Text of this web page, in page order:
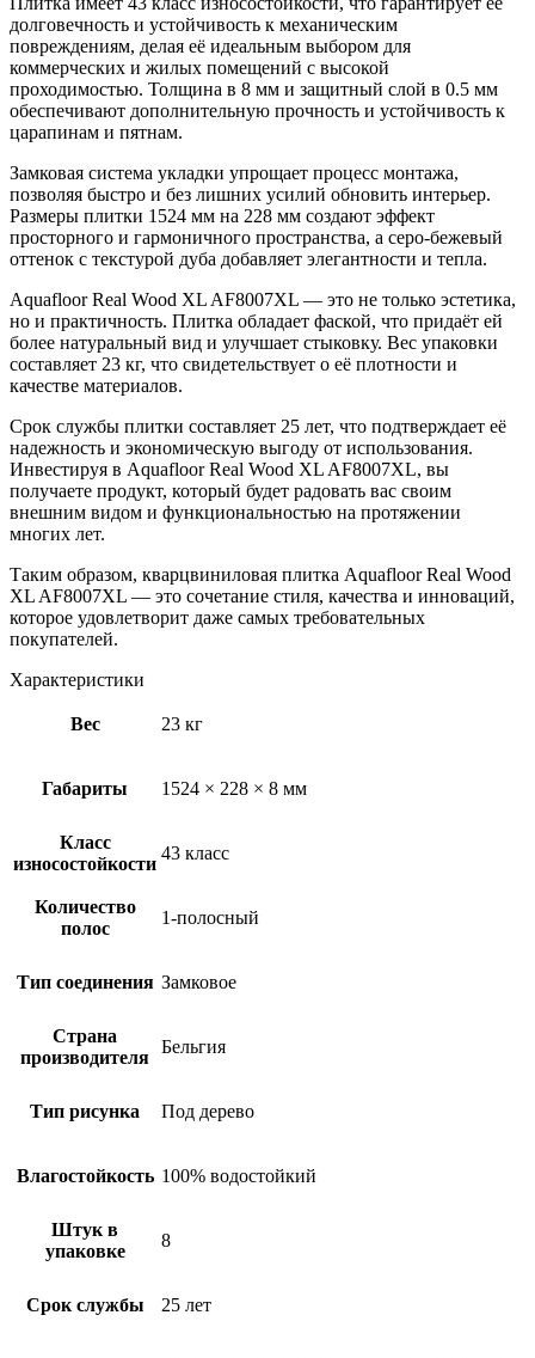
долговечность и устойчивость к механическим
повреждениям, делая её идеальным выбором для
коммерческих и жилых помещений с высокой
проходимостью. Толщина в 8 мм и защитный слой в 0.5 мм
обеспечивают дополнительную прочность и устойчивость к
царапинам и пятнам.
Замковая система укладки упрощает процесс монтажа,
позволяя быстро и без лишних усилий обновить интерьер.
Размеры плитки 1524 мм на 228 мм создают эффект
просторного и гармоничного пространства, а серо-бежевый
оттенок с текстурой дуба добавляет элегантности и тепла.
Aquafloor Real Wood XL AF8007XL — это не только эстетика,
но и практичность. Плитка обладает фаской, что придаёт ей
более натуральный вид и улучшает стыковку. Вес упаковки
составляет 23 кг, что свидетельствует о её плотности и
качестве материалов.
Срок службы плитки составляет 25 лет, что подтверждает её
надежность и экономическую выгоду от использования.
Инвестируя в Aquafloor Real Wood XL AF8007XL, вы
получаете продукт, который будет радовать вас своим
внешним видом и функциональностью на протяжении
многих лет.
Таким образом, кварцвиниловая плитка Aquafloor Real Wood
XL AF8007XL — это сочетание стиля, качества и инноваций,
которое удовлетворит даже самых требовательных
покупателей.
Характеристики
Вес 23 кг
Габариты 1524 × 228 × 8 мм
Класс
износостойкости
43 класс
Количество
полос
1-полосный
Тип соединения Замковое
Страна
производителя
Бельгия
Тип рисунка Под дерево
Влагостойкость 100% водостойкий
Штук в
упаковке
8
Срок службы 25 лет